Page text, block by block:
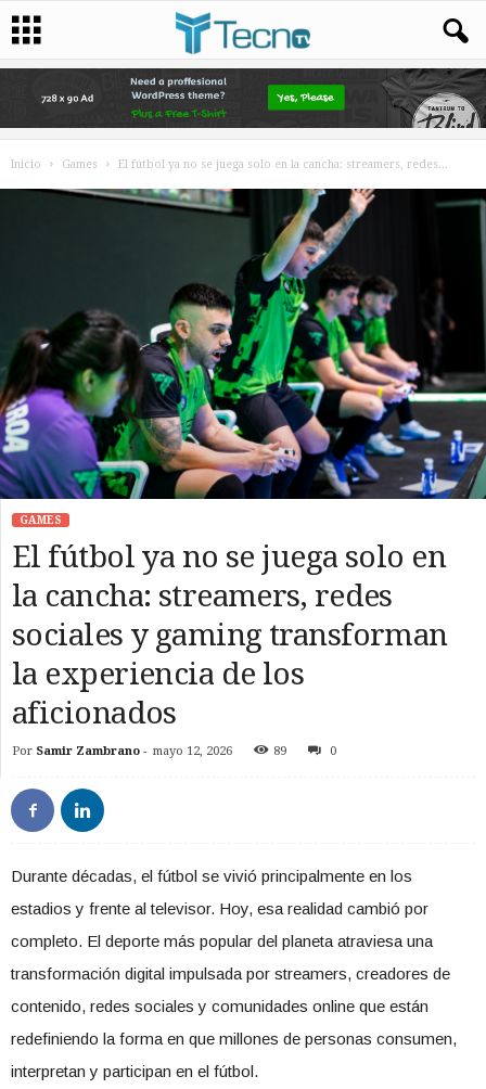
Inicio Games El fútbol ya no se juega solo en la cancha: streamers, redes...
GAMES
El fútbol ya no se juega solo en
la cancha: streamers, redes
sociales y gaming transforman
la experiencia de los
aficionados
Por Samir Zambrano - mayo 12, 2026 89 0
Durante décadas, el fútbol se vivió principalmente en los
estadios y frente al televisor. Hoy, esa realidad cambió por
completo. El deporte más popular del planeta atraviesa una
transformación digital impulsada por streamers, creadores de
contenido, redes sociales y comunidades online que están
redefiniendo la forma en que millones de personas consumen,
interpretan y participan en el fútbol.